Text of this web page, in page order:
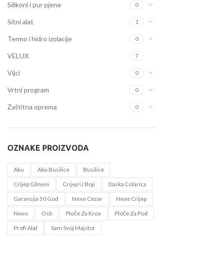
Silikoni i pur pjene 0
Sitni alat 1
Termo i hidro izolacije 0
VELUX 7
Vijci 0
Vrtni program 0
Zaštitna oprema 0
OZNAKE PROIZVODA
Aku Aku Busilice
Busilice
Crijep Glineni
Crijep U Boji
Daska Colarica
Garancija 50 God
Nexe Cezar
Nexe Crijep
Novo
Osb Ploče Za Krov
Ploče Za Pod
Profi Alat
Sam Svoj Majstor